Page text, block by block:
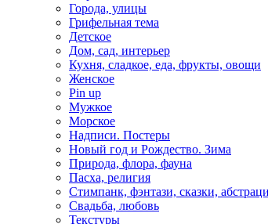
Города, улицы
Грифельная тема
Детское
Дом, сад, интерьер
Кухня, сладкое, еда, фрукты, овощи
Женское
Pin up
Мужкое
Морское
Надписи. Постеры
Новый год и Рождество. Зима
Природа, флора, фауна
Пасха, религия
Стимпанк, фэнтази, сказки,
Свадьба, любовь
Текстуры